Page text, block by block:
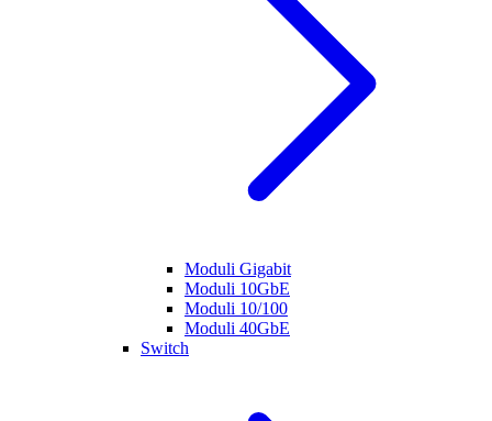
Moduli Gigabit
Moduli 10GbE
Moduli 10/100
Moduli 40GbE
Switch